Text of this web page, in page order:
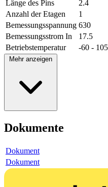
Länge des Pins
2.4
Anzahl der Etagen
1
Bemessungsspannung 630
Bemessungsstrom In
17.5
Betriebstemperatur
-60 - 105
Mehr anzeigen
Dokumente
Dokument
Dokument